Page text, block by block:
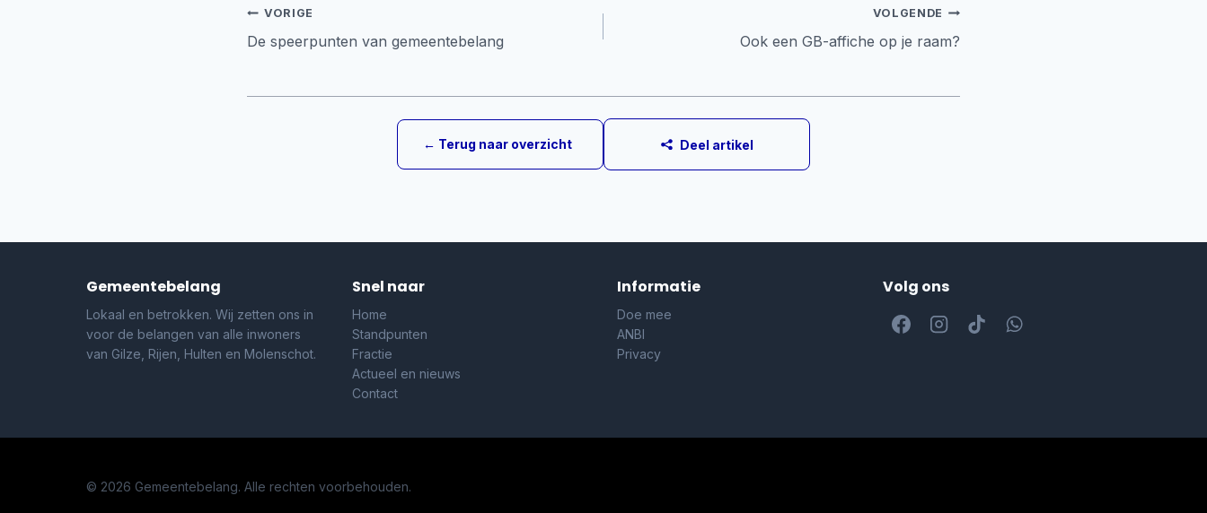
Bericht
VORIGE
De speerpunten van gemeentebelang
VOLGENDE
Ook een GB-affiche op je raam?
← Terug naar overzicht Deel artikel
Gemeentebelang
Lokaal en betrokken. Wij zetten ons in
voor de belangen van alle inwoners
van Gilze, Rijen, Hulten en Molenschot.
Snel naar
Home
Standpunten
Fractie
Actueel en nieuws
Contact
Informatie
Doe mee
ANBI
Privacy
Volg ons
© 2026 Gemeentebelang. Alle rechten voorbehouden.